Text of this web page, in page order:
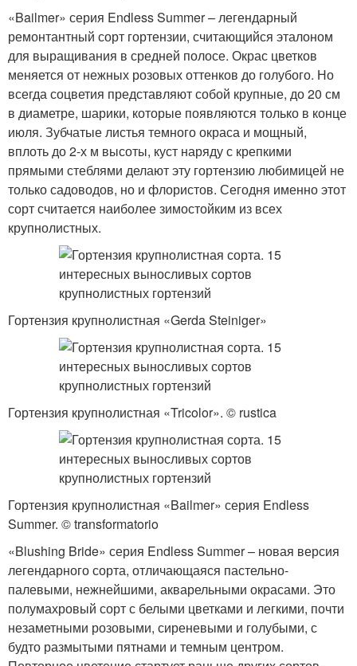
«Bailmer» серия Endless Summer – легендарный
ремонтантный сорт гортензии, считающийся эталоном
для выращивания в средней полосе. Окрас цветков
меняется от нежных розовых оттенков до голубого. Но
всегда соцветия представляют собой крупные, до 20 см
в диаметре, шарики, которые появляются только в конце
июля. Зубчатые листья темного окраса и мощный,
вплоть до 2-х м высоты, куст наряду с крепкими
прямыми стеблями делают эту гортензию любимицей не
только садоводов, но и флористов. Сегодня именно этот
сорт считается наиболее зимостойким из всех
крупнолистных.
Гортензия крупнолистная «Gerda Steiniger»
Гортензия крупнолистная «Tricolor». © rustica
Гортензия крупнолистная «Bailmer» серия Endless
Summer. © transformatorio
«Blushing Bride» серия Endless Summer – новая версия
легендарного сорта, отличающаяся пастельно-
палевыми, нежнейшими, акварельными окрасами. Это
полумахровый сорт с белыми цветками и легкими, почти
незаметными розовыми, сиреневыми и голубыми, с
будто размытыми пятнами и темным центром.